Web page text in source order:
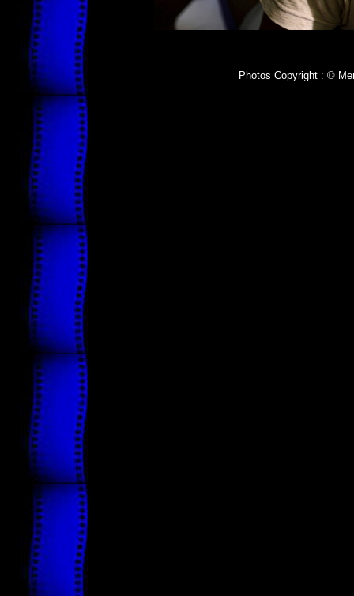
Photos Copyright : ©